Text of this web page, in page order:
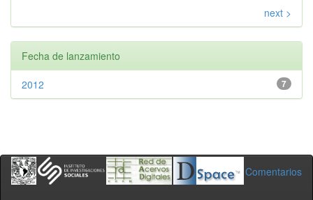
next >
Fecha de lanzamiento
7
2012
Comentarios